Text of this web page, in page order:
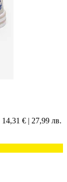
14,31 € | 27,99 лв.